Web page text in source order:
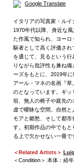
Google Translate
イタリアの写真家・ルイ
1970年代以降、身近な
た作風で知られ、ヨー
駆者として高く評価さ
を通じて、見るという
りながら批評性も兼ね
ーズをもとに、2019年
アール・マネの名画『草
のとなっています。ギ
垣、無人の椅子や庭先
虚で曖昧な空間。自然
モアと郷愁、そして都市
す。初期作品の中でも
る上で欠かせない一冊で
＜Related Artists＞
＜Condition＞ 本体：経